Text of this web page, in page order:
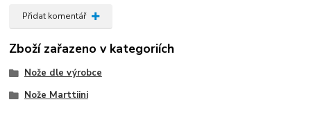
Přidat komentář
Zboží zařazeno v kategoriích
Nože dle výrobce
Nože Marttiini